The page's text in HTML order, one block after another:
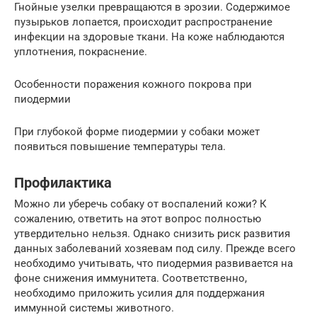
Гнойные узелки превращаются в эрозии. Содержимое
пузырьков лопается, происходит распространение
инфекции на здоровые ткани. На коже наблюдаются
уплотнения, покраснение.
Особенности поражения кожного покрова при
пиодермии
При глубокой форме пиодермии у собаки может
появиться повышение температуры тела.
Профилактика
Можно ли уберечь собаку от воспалений кожи? К
сожалению, ответить на этот вопрос полностью
утвердительно нельзя. Однако снизить риск развития
данных заболеваний хозяевам под силу. Прежде всего
необходимо учитывать, что пиодермия развивается на
фоне снижения иммунитета. Соответственно,
необходимо приложить усилия для поддержания
иммунной системы животного.